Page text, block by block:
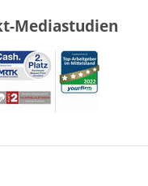
Mediastudien